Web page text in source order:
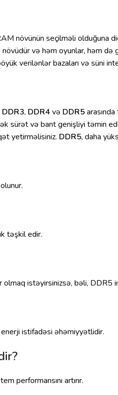
növünün seçilməli olduğuna
və həm oyunlar, həm də
verilənlər bazaları və süni
DDR3, DDR4və DDR5
sürət və bant genişliyi təmin
yetirməlisiniz. DDR5, daha
təşkil edir.
istəyirsinizsə, bəli, DDR5
istifadəsi əhəmiyyətlidir.
performansını artırır.